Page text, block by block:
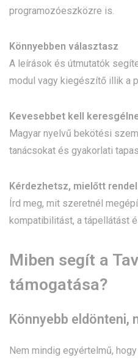
programozóeszközre is.
Könnyebben választasz
A leírások és útmutatók
modul vagy kiegészítő illik a
Kevesebbet kell
Magyar nyelvű bekötési
tanácsokat és gyakorlati
Kérdezhetsz, mielőtt
Írd meg, mit szeretnél
kompatibilitást, a tápellátást
Miben segít a
támogatása?
Könnyebb eldönteni,
Nem mindig egyértelmű,